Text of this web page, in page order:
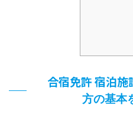
合宿免許 宿泊施
方の基本